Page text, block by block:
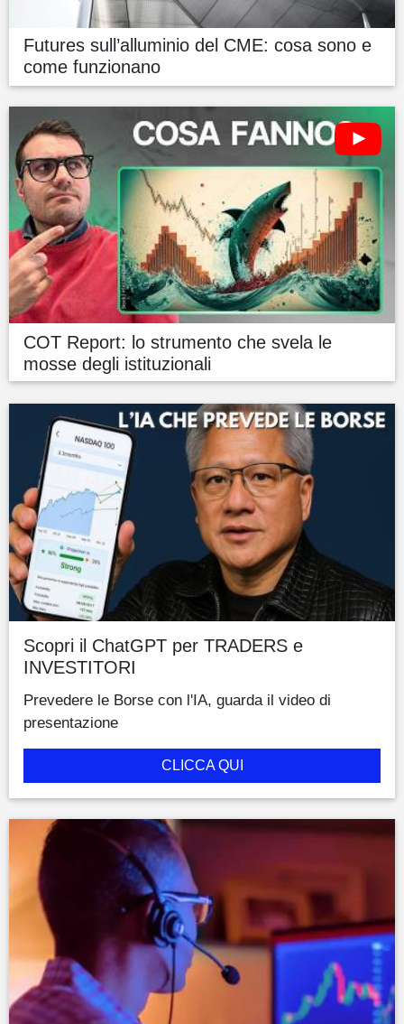
Futures sull’alluminio del CME: cosa sono e
come funzionano
COT Report: lo strumento che svela le
mosse degli istituzionali
Scopri il ChatGPT per TRADERS e
INVESTITORI
Prevedere le Borse con l'IA, guarda il video di
presentazione
CLICCA QUI